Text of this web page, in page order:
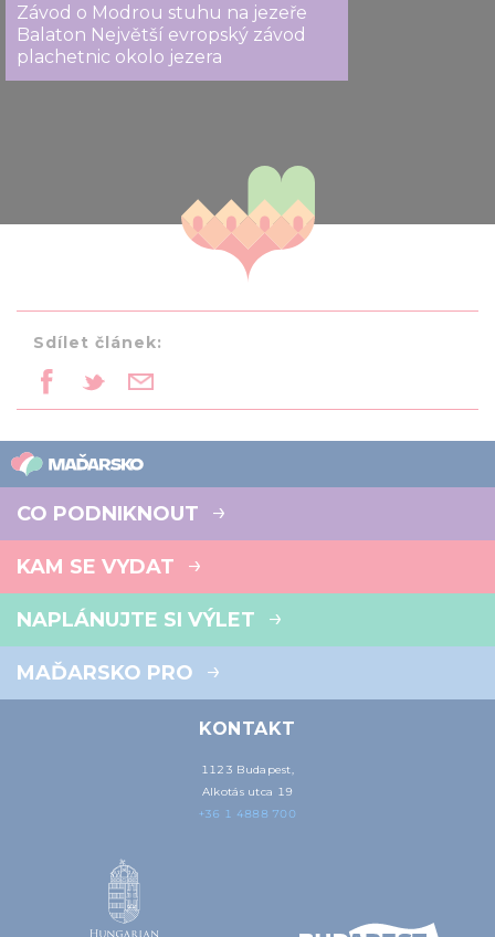
Závod o Modrou stuhu na jezeře
Balaton Největší evropský závod
plachetnic okolo jezera
Sdílet článek:
CO PODNIKNOUT
KAM SE VYDAT
NAPLÁNUJTE SI VÝLET
MAĎARSKO PRO
KONTAKT
1123 Budapest,
Alkotás utca 19
+36 1 4888 700